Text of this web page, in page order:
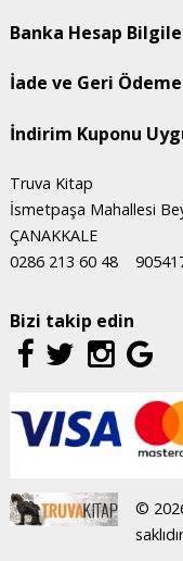
Banka Hesap
İade ve Geri Ödeme
İndirim Kuponu
Truva Kitap
İsmetpaşa Mahallesi
ÇANAKKALE
0286 213 60 48
Bizi takip edin
©